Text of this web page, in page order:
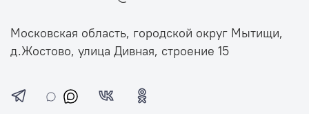
Московская область, городской округ Мытищи,
д.Жостово, улица Дивная, строение 15